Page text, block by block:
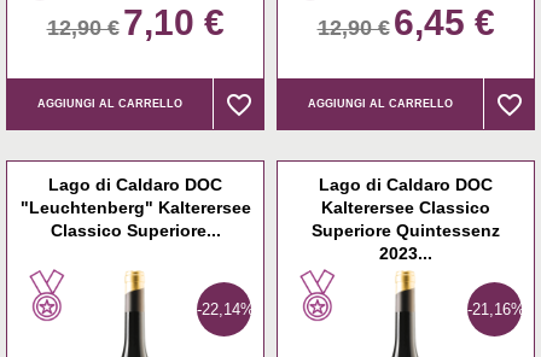
12,90 € 7,10 €
AGGIUNGI AL CARRELLO favorite_border
favorite_border
12,90 € 6,45 €
AGGIUNGI AL CARRELLO favorite_border
favorite_border
Lago di Caldaro DOC
"Leuchtenberg" Kalterersee
Classico Superiore...
-22,14%
Lago di Caldaro DOC
Kalterersee Classico
Superiore Quintessenz
2023...
-21,16%